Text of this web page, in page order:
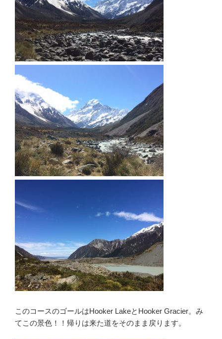
このコースのゴールはHooker LakeとHooker Gracier。み
てこの景色！！帰りは来た道をそのまま戻ります。